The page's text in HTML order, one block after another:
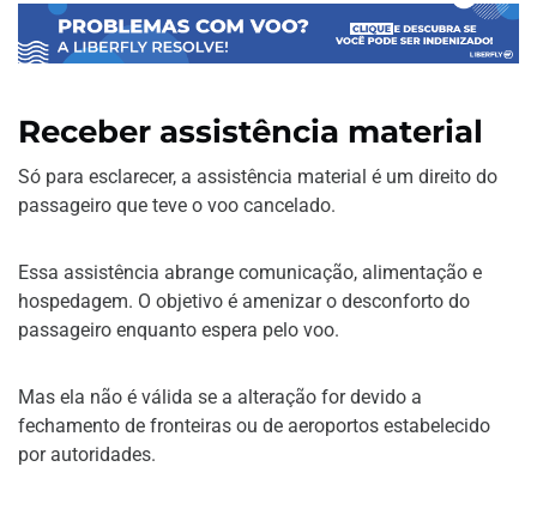
Receber assistência material
Só para esclarecer, a assistência material é um direito do
passageiro que teve o voo cancelado.
Essa assistência abrange comunicação, alimentação e
hospedagem. O objetivo é amenizar o desconforto do
passageiro enquanto espera pelo voo.
Mas ela não é válida se a alteração for devido a
fechamento de fronteiras ou de aeroportos estabelecido
por autoridades.